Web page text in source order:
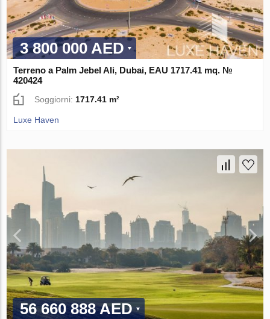
3 800 000 AED
Terreno a Palm Jebel Ali, Dubai, EAU 1717.41 mq. №
420424
Soggiorni: 1717.41 m²
Luxe Haven
56 660 888 AED